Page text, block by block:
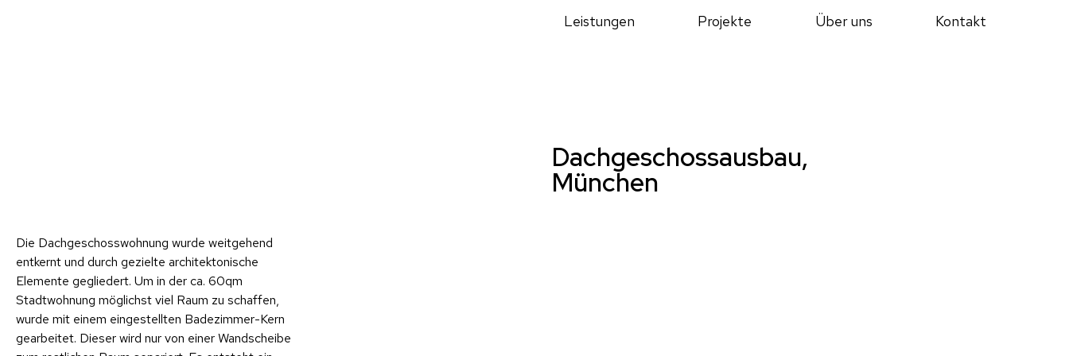
Leistungen Projekte Über uns Kontakt
Dachgeschossausbau,
München
Die Dachgeschosswohnung wurde weitgehend
entkernt und durch gezielte architektonische
Elemente gegliedert. Um in der ca. 60qm
Stadtwohnung möglichst viel Raum zu schaffen,
wurde mit einem eingestellten Badezimmer-Kern
gearbeitet. Dieser wird nur von einer Wandscheibe